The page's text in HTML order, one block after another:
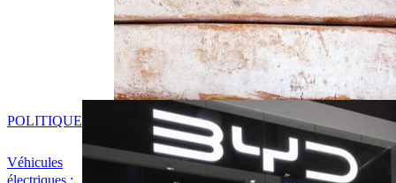
Véhicules
POLITIQUE